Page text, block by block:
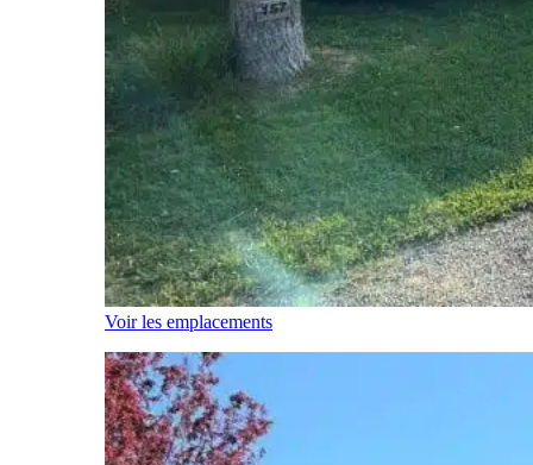
Voir les emplacements